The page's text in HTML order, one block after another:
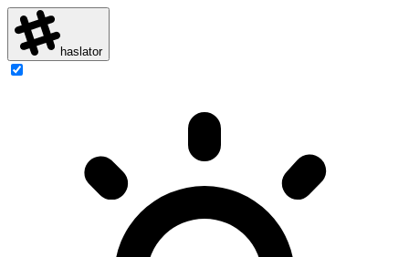
haslator